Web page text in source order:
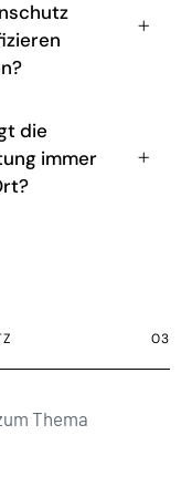
die
immer
03
Thema